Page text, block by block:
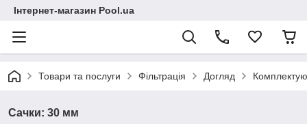
Інтернет-магазин Pool.ua
Товари та послуги Фільтрація Догляд
Сачки: 30 мм